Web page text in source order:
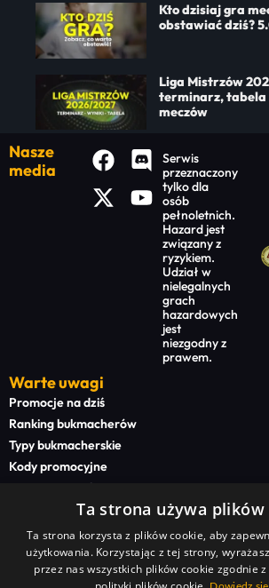
Kto dzisiaj gra
obstawiać dziś?
Liga Mistrzów
terminarz, tabela
meczów
Nasze
media
Serwis
przeznaczony
tylko dla
osób
pełnoletnich.
Hazard jest
związany z
ryzykiem.
Udział w
nielegalnych
grach
hazardowych
jest
niezgodny z
prawem.
Warte uwagi
Promocje na dziś
Ranking bukmacherów
Typy bukmacherskie
Kody promocyjne
Bonusy powitalne
Newsy bukmacherskie
Na start
Superbet kod promocyjny
Ta strona używa plików
Ta strona korzysta z plików cookie, aby
użytkowania. Korzystając z tej strony,
przez nas wszystkich plików cookie zgodnie